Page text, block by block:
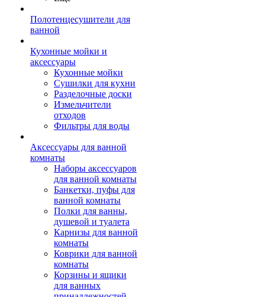
Полотенцесушители для
ванной
Кухонные мойки и
аксессуары
Кухонные мойки
Сушилки для кухни
Разделочные доски
Измельчители
отходов
Фильтры для воды
Аксессуары для ванной
комнаты
Наборы аксессуаров
для ванной комнаты
Банкетки, пуфы для
ванной комнаты
Полки для ванны,
душевой и туалета
Карнизы для ванной
комнаты
Коврики для ванной
комнаты
Корзины и ящики
для ванных